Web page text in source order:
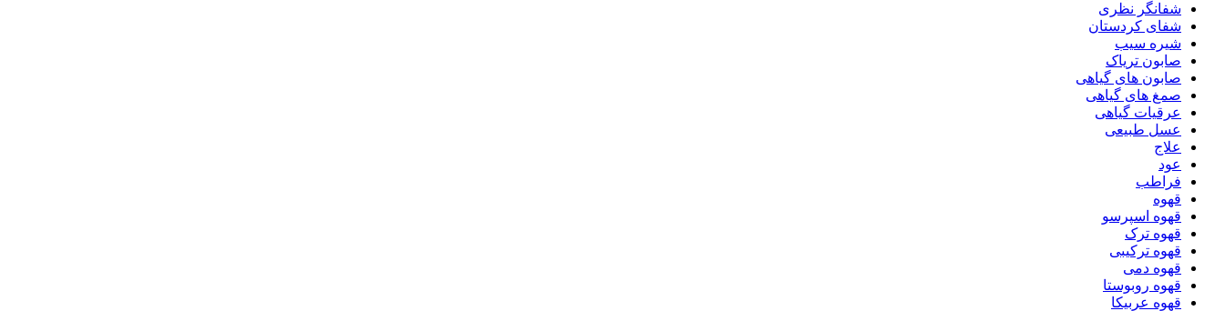
شفانگر نظری
شفای کردستان
شیره سیب
صابون تریاک
صابون های گیاهی
صمغ های گیاهی
عرقیات گیاهی
عسل طبیعی
علاج
عود
فراطب
قهوه
قهوه اسپرسو
قهوه ترک
قهوه ترکیبی
قهوه دمی
قهوه روبوستا
قهوه عربیکا